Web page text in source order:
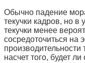
Обычно падение
текучки кадров, но в
текучки менее
сосредоточиться на
насчет того, будет